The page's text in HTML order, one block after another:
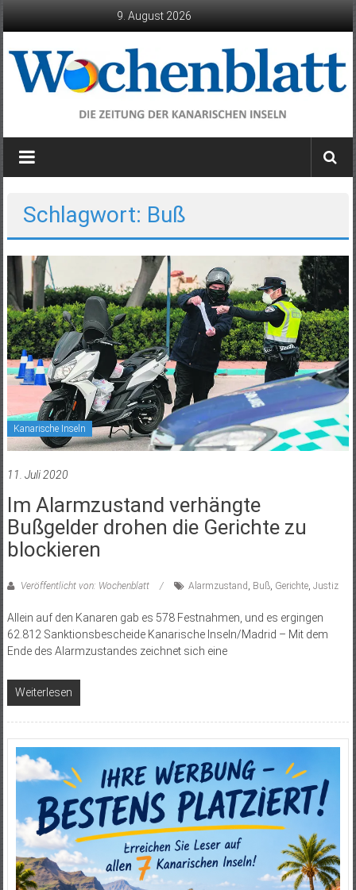
9. August 2026
Wochenblatt
die
Kanarischen
Inseln
Schlagwort: Buß
Kanarische Inseln
11. Juli 2020
Im Alarmzustand verhängte
Bußgelder drohen die Gerichte zu
blockieren
Veröffentlicht von: Wochenblatt Alarmzustand Buß, Gerichte, Justiz
Allein auf den Kanaren gab es 578 Festnahmen, und es ergingen
62.812 Sanktionsbescheide Kanarische Inseln/Madrid – Mit dem
Ende des Alarmzustandes zeichnet sich eine
Weiterlesen